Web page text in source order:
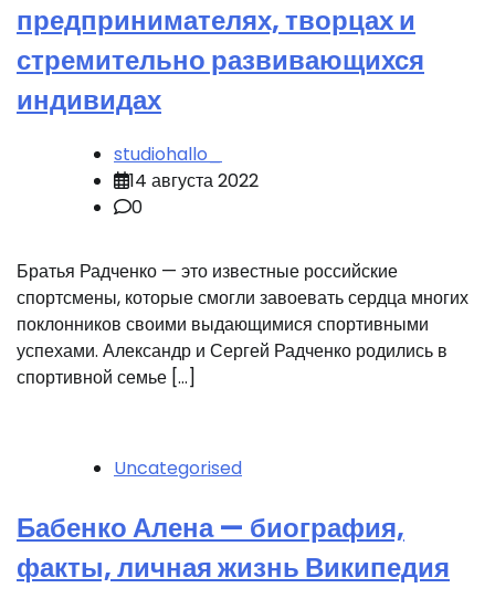
предпринимателях, творцах и
стремительно развивающихся
индивидах
studiohallo_
14 августа 2022
0
Братья Радченко — это известные российские
спортсмены, которые смогли завоевать сердца многих
поклонников своими выдающимися спортивными
успехами. Александр и Сергей Радченко родились в
спортивной семье […]
Uncategorised
Бабенко Алена — биография,
факты, личная жизнь Википедия